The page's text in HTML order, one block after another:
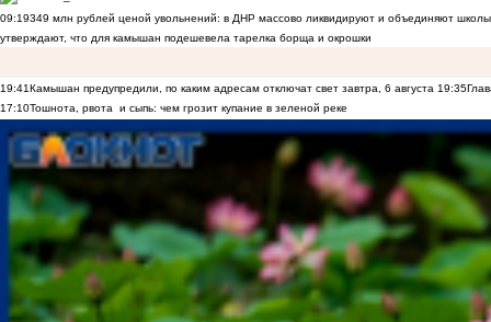
09:19349 млн рублей ценой увольнений: в ДНР массово ликвидируют и объединяют
утверждают, что для камышан подешевела тарелка борща и окрошки
19:41Камышан предупредили, по каким адресам отключат свет завтра, 6 августа 19:35
17:10Тошнота, рвота и сыпь: чем грозит купание в зеленой реке